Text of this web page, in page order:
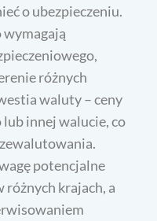
o ubezpieczeniu.
wymagają
różnych
waluty – ceny
lub innej walucie, co
potencjalne
różnych krajach, a